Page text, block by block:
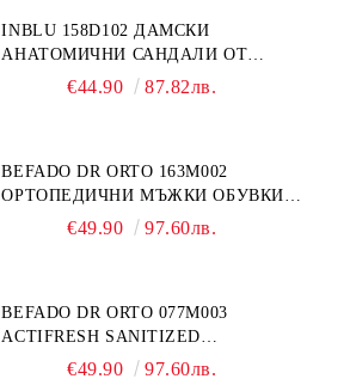
INBLU 158D102 ДАМСКИ
АНАТОМИЧНИ САНДАЛИ ОТ
ЕСТЕСТВЕНА КОЖА, БЕЖОВИ
€44.90 87.82лв.
BEFADO DR ORTO 163M002
ОРТОПЕДИЧНИ МЪЖКИ ОБУВКИ
ЗА ГИПСИРАН ИЛИ СВРЪХ
€49.90 97.60лв.
BEFADO DR ORTO 077M003
ACTIFRESH SANITIZED
ОРТОПЕДИЧНИ САНДАЛИ ЗА
€49.90 97.60лв.